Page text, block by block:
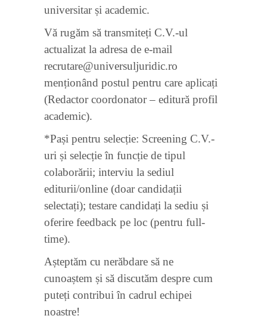
universitar și academic.
Vă rugăm să transmiteți C.V.-ul
actualizat la adresa de e-mail
recrutare@universuljuridic.ro
menționând postul pentru care aplicați
(Redactor coordonator – editură profil
academic).
*Pași pentru selecție: Screening C.V.-
uri și selecție în funcție de tipul
colaborării; interviu la sediul
editurii/online (doar candidații
selectați); testare candidați la sediu și
oferire feedback pe loc (pentru full-
time).
Așteptăm cu nerăbdare să ne
cunoaștem și să discutăm despre cum
puteți contribui în cadrul echipei
noastre!